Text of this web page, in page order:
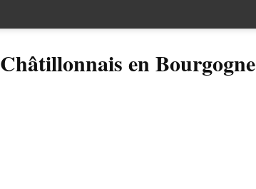
Châtillonnais en Bourgogne